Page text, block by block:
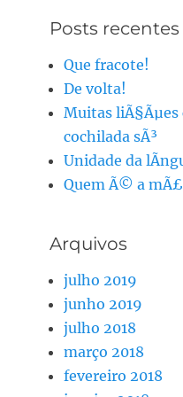
Posts recentes
Que fracote!
De volta!
Muitas liÃ§Ãµes
cochilada sÃ³
Unidade da
Quem Ã© a
Arquivos
julho 2019
junho 2019
julho 2018
março 2018
fevereiro 2018